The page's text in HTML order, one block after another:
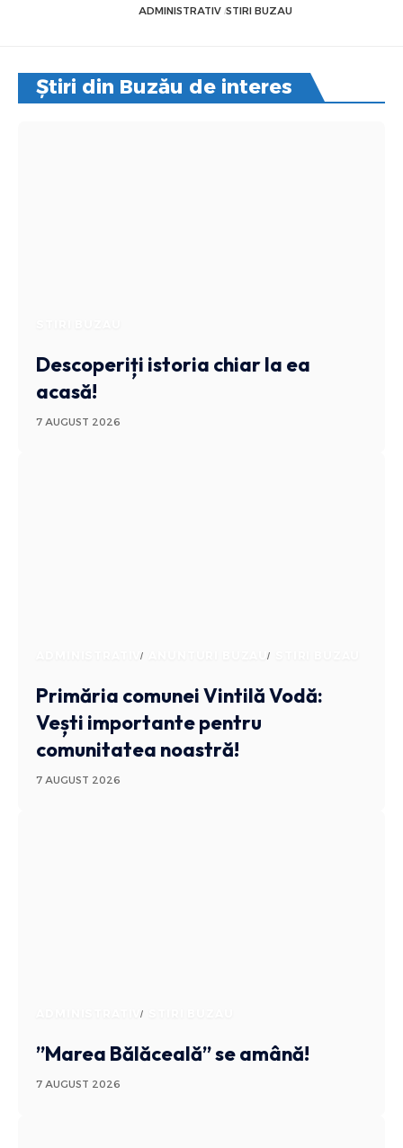
ADMINISTRATIV STIRI BUZAU
Știri din Buzău de interes
Descoperiți istoria chiar la ea
acasă!
7 AUGUST 2026
ADMINISTRATIV ANUNTURI BUZAU
Primăria comunei Vintilă Vodă:
Vești importante pentru
comunitatea noastră!
7 AUGUST 2026
ADMINISTRATIV
”Marea Bălăceală” se amână!
7 AUGUST 2026